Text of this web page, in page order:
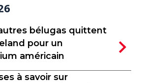
bélugas quittent
pour un
américain
à savoir sur